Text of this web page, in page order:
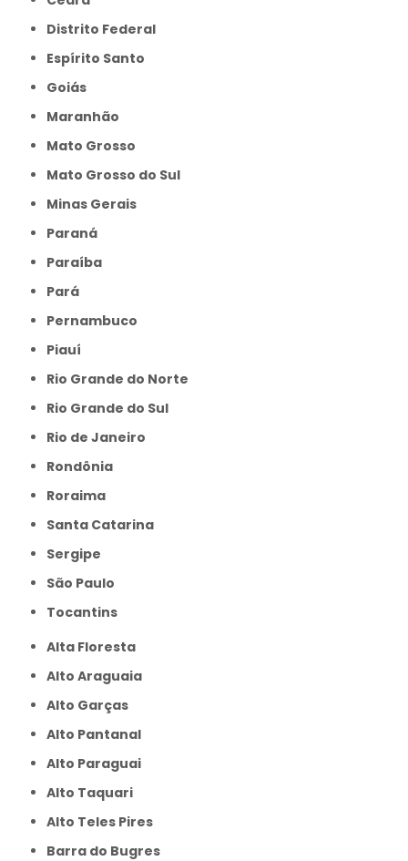
Distrito Federal
Espírito Santo
Goiás
Maranhão
Mato Grosso
Mato Grosso do Sul
Minas Gerais
Paraná
Paraíba
Pará
Pernambuco
Piauí
Rio Grande do Norte
Rio Grande do Sul
Rio de Janeiro
Rondônia
Roraima
Santa Catarina
Sergipe
São Paulo
Tocantins
Alta Floresta
Alto Araguaia
Alto Garças
Alto Pantanal
Alto Paraguai
Alto Taquari
Alto Teles Pires
Barra do Bugres